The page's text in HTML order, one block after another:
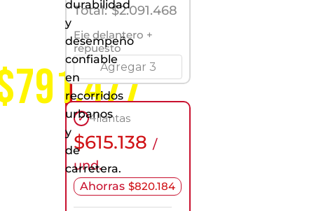
servicio
a
nivel
nacional
Total: $2.091.468
Eje delantero +
repuesto
Agregar 3
✓ 4llantas
$615.138 /
und.
Ahorras $820.184
durabilidad
y
desempeño
confiable
en
recorridos
urbanos
y
de
carretera.